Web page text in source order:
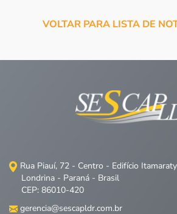
VOLTAR PARA LISTA DE
Rua Piauí, 72 - Centro - Edifício
Londrina - Paraná - Brasil
CEP: 86010-420
gerencia@sescapldr.com.br